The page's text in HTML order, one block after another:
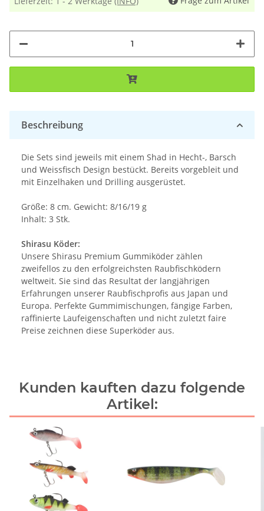
Beschreibung
Die Sets sind jeweils mit einem Shad in Hecht-, Barsch
und Weissfisch Design bestückt. Bereits vorgebleit und
mit Einzelhaken und Drilling ausgerüstet.
Größe: 8 cm. Gewicht: 8/16/19 g
Inhalt: 3 Stk.
Shirasu Köder:
Unsere Shirasu Premium Gummiköder zählen
zweifellos zu den erfolgreichsten Raubfischködern
weltweit. Sie sind das Resultat der langjährigen
Erfahrungen unserer Raubfischprofis aus Japan und
Europa. Perfekte Gummimischungen, fängige Farben,
raffinierte Laufeigenschaften und nicht zuletzt faire
Preise zeichnen diese Superköder aus.
Kunden kauften dazu folgende
Artikel: